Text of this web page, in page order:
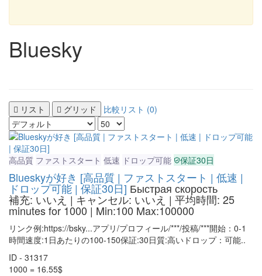
Bluesky
リスト グリッド 比較リスト (0)
高品質 ファストスタート 低速 ドロップ可能 保証30日
Blueskyが好き [高品質 | ファストスタート | 低速 |
ドロップ可能 | 保証30日] Быстрая скорость
補充: いいえ | キャンセル: いいえ | 平均時間: 25
minutes for 1000 | Min:100 Max:100000
リンク例:https://bsky...アプリ/プロフィール/***/投稿/***開始：0-1
時間速度:1日あたりの100-150保証:30日質:高いドロップ：可能..
ID - 31317
1000 = 16.55$